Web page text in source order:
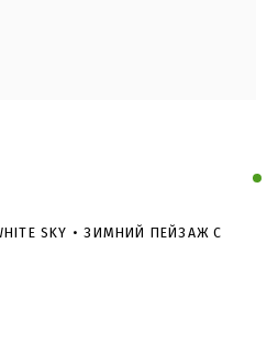
ЗИМНИЙ ПЕЙЗАЖ
SKY • ЗИМНИЙ ПЕЙЗАЖ С